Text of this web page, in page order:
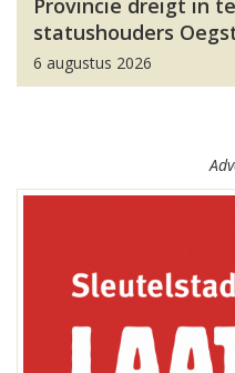
Provincie dreigt in
statushouders
6 augustus 2026